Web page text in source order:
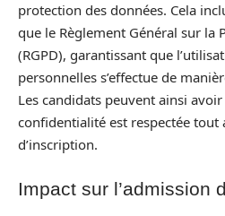
protection des données. Cela
que le Règlement Général sur la
(RGPD), garantissant que
personnelles s’effectue de
Les candidats peuvent ainsi avoir
confidentialité est respectée tout
d’inscription.
Impact sur l’admission